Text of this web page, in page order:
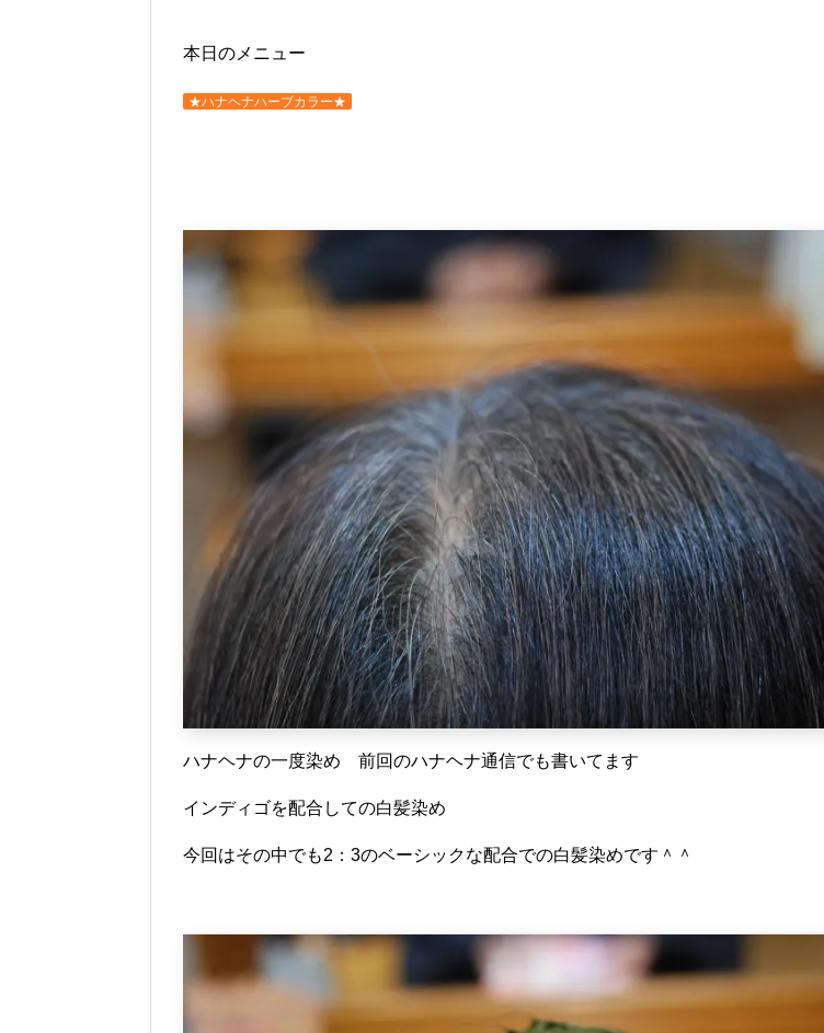
本日のメニュー
★ハナヘナハーブカラー★
ハナヘナの一度染め 前回のハナヘナ通信でも書いてます
インディゴを配合しての白髪染め
今回はその中でも2：3のベーシックな配合での白髪染めです＾＾